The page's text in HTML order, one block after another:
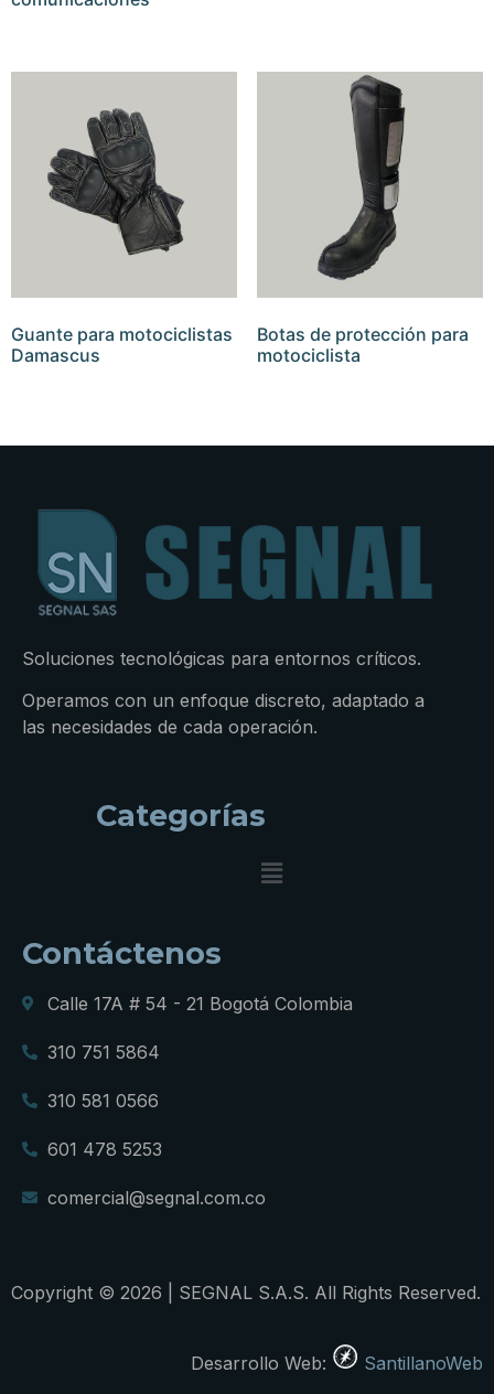
Guante para motociclistas
Damascus
Botas de protección para
motociclista
Soluciones tecnológicas para entornos críticos.
Operamos con un enfoque discreto, adaptado a
las necesidades de cada operación.
Categorías
Contáctenos
Calle 17A # 54 - 21 Bogotá Colombia
310 751 5864
310 581 0566
601 478 5253
comercial@segnal.com.co
Copyright © 2026 | SEGNAL S.A.S. All Rights Reserved.
Desarrollo Web: SantillanoWeb